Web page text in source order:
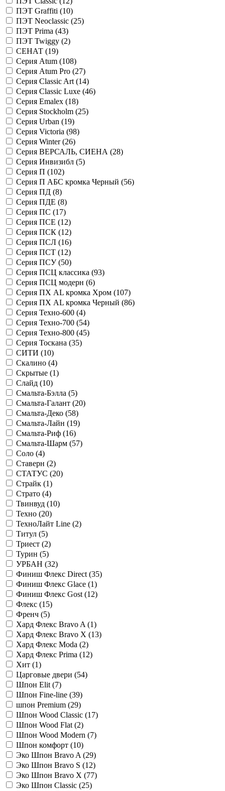
ПЭТ Graffiti (10)
ПЭТ Neoclassic (25)
ПЭТ Prima (43)
ПЭТ Twiggy (2)
СЕНАТ (19)
Серия Atum (108)
Серия Atum Pro (27)
Серия Classic Art (14)
Серия Classic Luxe (46)
Серия Emalex (18)
Серия Stockholm (25)
Серия Urban (19)
Серия Victoria (98)
Серия Winter (26)
Серия ВЕРСАЛЬ, СИЕНА (28)
Серия Инвизибл (5)
Серия П (102)
Серия П АБС кромка Черный (56)
Серия ПД (8)
Серия ПДЕ (8)
Серия ПС (17)
Серия ПСЕ (12)
Серия ПСК (12)
Серия ПСЛ (16)
Серия ПСТ (12)
Серия ПСУ (50)
Серия ПСЦ классика (93)
Серия ПСЦ модерн (6)
Серия ПХ AL кромка Хром (107)
Серия ПХ AL кромка Черный (86)
Серия Техно-600 (4)
Серия Техно-700 (54)
Серия Техно-800 (45)
Серия Тоскана (35)
СИТИ (10)
Скалино (4)
Скрытые (1)
Слайд (10)
Смальта-Бэлла (5)
Смальта-Галант (20)
Смальта-Деко (58)
Смальта-Лайн (19)
Смальта-Риф (16)
Смальта-Шарм (57)
Соло (4)
Ставерн (2)
СТАТУС (20)
Страйк (1)
Страто (4)
Твинвуд (10)
Техно (20)
ТехноЛайт Line (2)
Титул (5)
Триест (2)
Турин (5)
УРБАН (32)
Финиш Флекс Direct (35)
Финиш Флекс Glace (1)
Финиш Флекс Gost (12)
Флекс (15)
Френч (5)
Хард Флекс Bravo A (1)
Хард Флекс Bravo X (13)
Хард Флекс Moda (2)
Хард Флекс Prima (12)
Хит (1)
Царговые двери (54)
Шпон Elit (7)
Шпон Fine-line (39)
шпон Premium (29)
Шпон Wood Classic (17)
Шпон Wood Flat (2)
Шпон Wood Modern (7)
Шпон комфорт (10)
Эко Шпон Bravo A (29)
Эко Шпон Bravo S (12)
Эко Шпон Bravo X (77)
Эко Шпон Classic (25)